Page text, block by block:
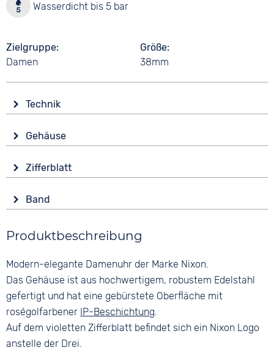
Wasserdicht bis 5 bar
Zielgruppe
Damen
Größe
38mm
Technik
Batterie (Quarz)
Wasserdicht
5 bar
Gehäuse
Edelstahl
Form
Rund
Glas
Farbe
Roségold
Zifferblatt
Analog
Lila
Ziffern
Arabisch
Band
Edelstahl
Bandschließe
Faltschließe
Farbe
Roségold
Produktbeschreibung
Modern-elegante Damenuhr der Marke Nixon.
Das Gehäuse ist aus hochwertigem, robustem Edelstahl
gefertigt und hat eine gebürstete Oberfläche mit
roségolfarbener IP-Beschichtung.
Auf dem violetten Zifferblatt befindet sich ein Nixon Logo
anstelle der Drei.